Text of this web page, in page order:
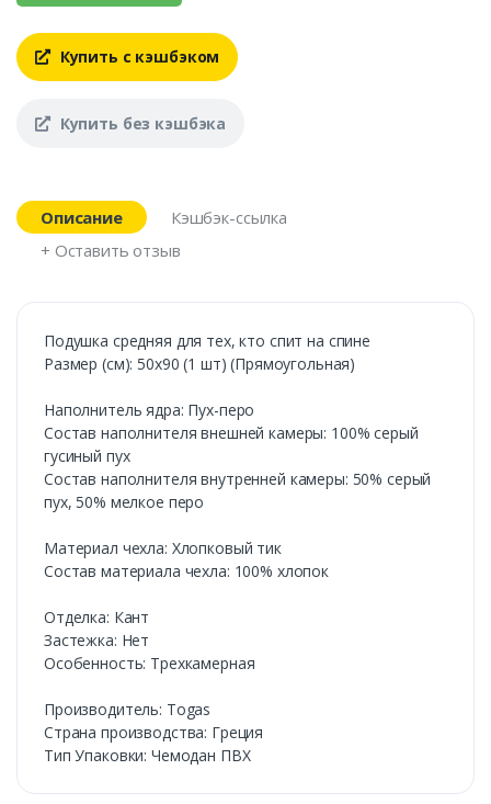
Купить с кэшбэком
Купить без кэшбэка
Описание
Кэшбэк-ссылка
+ Оставить отзыв
Подушка средняя для тех, кто спит на спине
Размер (см): 50х90 (1 шт) (Прямоугольная)
Наполнитель ядра: Пух-перо
Состав наполнителя внешней камеры: 100% серый
гусиный пух
Состав наполнителя внутренней камеры: 50% серый
пух, 50% мелкое перо
Материал чехла: Хлопковый тик
Состав материала чехла: 100% хлопок
Отделка: Кант
Застежка: Нет
Особенность: Трехкамерная
Производитель: Togas
Cтрана производства: Греция
Тип Упаковки: Чемодан ПВХ